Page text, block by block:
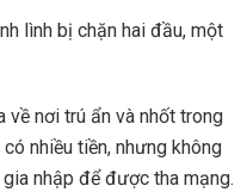
lình bị chặn hai đầu, một
nơi trú ẩn và nhốt trong
nhiều tiền, nhưng không
nhập để được tha mạng.